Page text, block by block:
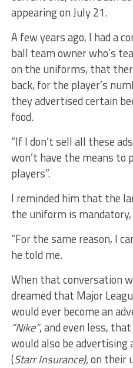
appearing on July 21.
A few years ago, I had a
ball team owner who’s
on the uniforms, that
back, for the player’s
they advertised certain
food.
“If I don’t sell all these
won’t have the means to
players”.
I reminded him that the
the uniform is
“For the same reason, I
he told me.
When that conversation
dreamed that Major
would ever become an
“Nike”, and even less,
would also be advertising
(Starr Insurance),on their